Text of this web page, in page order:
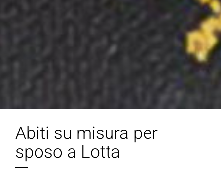
Abiti su misura per
sposo a Lotta